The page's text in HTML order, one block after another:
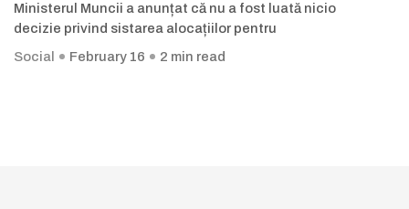
Ministerul Muncii a anunțat că nu a fost luată nicio
decizie privind sistarea alocațiilor pentru
Social
February 16 2 min read